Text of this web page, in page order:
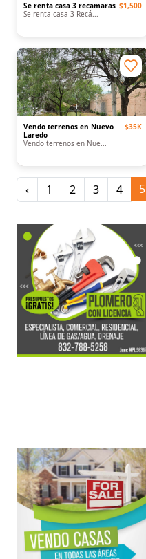
Se renta casa 3 recamaras
Se renta casa 3 Recá...
$1,500
Vendo terrenos en Nuevo
Laredo
Vendo terrenos en Nue...
$35K
‹ 1 2 3 4 5